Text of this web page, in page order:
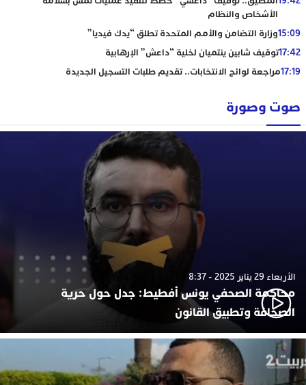
الأشخاص والنظام
15:09وزارة التضامن والأمم المتحدة تطلق “يدك فيديا”
17:42توقيف شابين ينتميان لخلية “داعش” الإرهابية
17:19مراجعة لوائح الانتخابات.. تقديم طلبات التسجيل الجديدة
صوت وصورة
الأربعاء 29 يناير 2025 - 8:37
محاكمة الصحفي يونس أفطيط: جدل حول حرية
الصحافة وتطبيق القانون